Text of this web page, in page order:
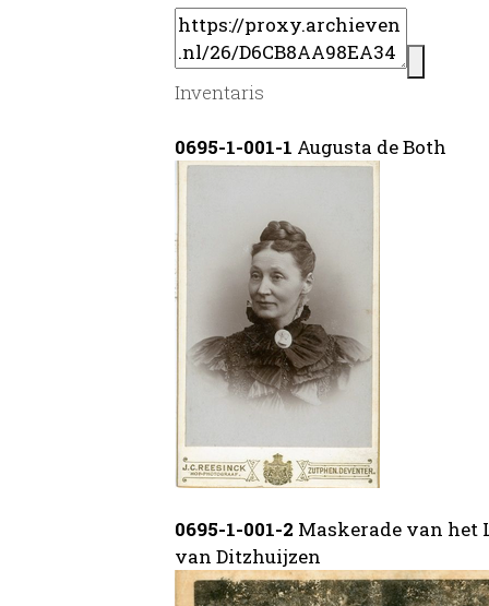
Inventaris
0695-1-001-1 Augusta de Both
0695-1-001-2 Maskerade van het
van Ditzhuijzen